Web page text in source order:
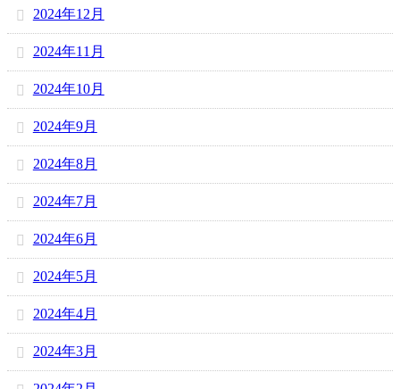
2024年12月
2024年11月
2024年10月
2024年9月
2024年8月
2024年7月
2024年6月
2024年5月
2024年4月
2024年3月